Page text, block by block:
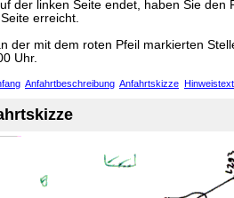
der linken Seite endet, haben Sie den
erreicht.
der mit dem roten Pfeil markierten
Uhr.
Anfahrtbeschreibung Anfahrtskizze Hinweistext